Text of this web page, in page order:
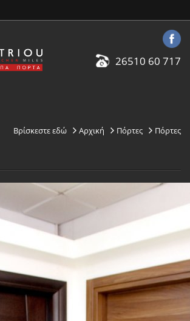
26510 60 717
Βρίσκεστε εδώ Αρχική Πόρτες Πόρτες